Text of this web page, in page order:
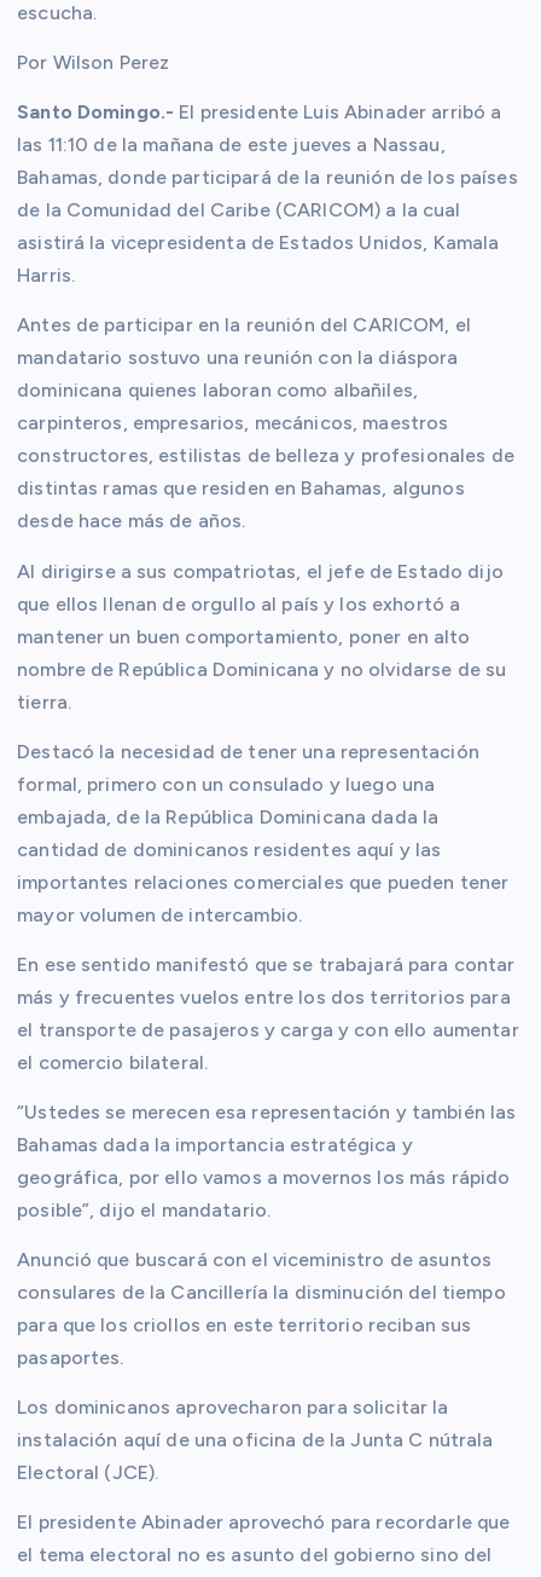
escucha.
Por Wilson Perez
Santo Domingo.- El presidente Luis Abinader arribó a
las 11:10 de la mañana de este jueves a Nassau,
Bahamas, donde participará de la reunión de los países
de la Comunidad del Caribe (CARICOM) a la cual
asistirá la vicepresidenta de Estados Unidos, Kamala
Harris.
Antes de participar en la reunión del CARICOM, el
mandatario sostuvo una reunión con la diáspora
dominicana quienes laboran como albañiles,
carpinteros, empresarios, mecánicos, maestros
constructores, estilistas de belleza y profesionales de
distintas ramas que residen en Bahamas, algunos
desde hace más de años.
Al dirigirse a sus compatriotas, el jefe de Estado dijo
que ellos llenan de orgullo al país y los exhortó a
mantener un buen comportamiento, poner en alto
nombre de República Dominicana y no olvidarse de su
tierra.
Destacó la necesidad de tener una representación
formal, primero con un consulado y luego una
embajada, de la República Dominicana dada la
cantidad de dominicanos residentes aquí y las
importantes relaciones comerciales que pueden tener
mayor volumen de intercambio.
En ese sentido manifestó que se trabajará para contar
más y frecuentes vuelos entre los dos territorios para
el transporte de pasajeros y carga y con ello aumentar
el comercio bilateral.
“Ustedes se merecen esa representación y también las
Bahamas dada la importancia estratégica y
geográfica, por ello vamos a movernos los más rápido
posible”, dijo el mandatario.
Anunció que buscará con el viceministro de asuntos
consulares de la Cancillería la disminución del tiempo
para que los criollos en este territorio reciban sus
pasaportes.
Los dominicanos aprovecharon para solicitar la
instalación aquí de una oficina de la Junta C nútrala
Electoral (JCE).
El presidente Abinader aprovechó para recordarle que
el tema electoral no es asunto del gobierno sino del